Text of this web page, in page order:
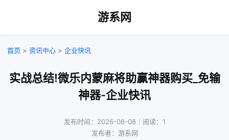
游系网
首页 > 资讯中心 > 企业快讯
实战总结!微乐内蒙麻将助赢神器购买_免输
神器-企业快讯
发布时间：2026-08-08｜阅读：1
发布者：游系网